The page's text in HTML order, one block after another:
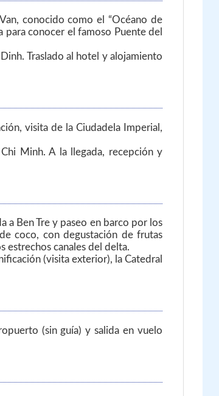
conocido como el “Océano de
para conocer el famoso Puente del
Traslado al hotel y alojamiento
visita de la Ciudadela Imperial,
Minh. A la llegada, recepción y
a Ben Tre y paseo en barco por los
coco, con degustación de frutas
estrechos canales del delta.
(visita exterior), la Catedral
(sin guía) y salida en vuelo